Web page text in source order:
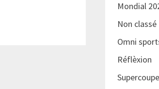
Mondial
Non classé
Omni
Réflèxion
Supercoupe